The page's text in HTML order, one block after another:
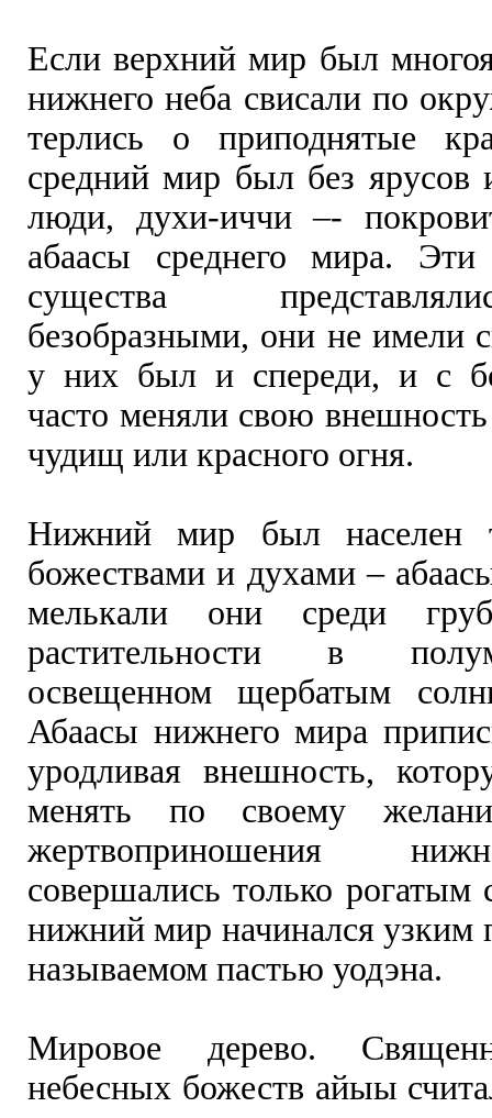
Если верхний мир был
нижнего неба свисали по
терлись о приподнятые
средний мир был без ярусов
люди, духи-иччи –-
абаасы среднего мира. Эти
существа
безобразными, они не имели
у них был и спереди, и с
часто меняли свою
чудищ или красного огня.
Нижний мир был населен
божествами и духами –
мелькали они среди
растительности в
освещенном щербатым
Абаасы нижнего мира
уродливая внешность,
менять по своему
жертвоприношения
совершались только рогатым
нижний мир начинался узким
называемом пастью уодэна.
Мировое дерево.
небесных божеств айыы